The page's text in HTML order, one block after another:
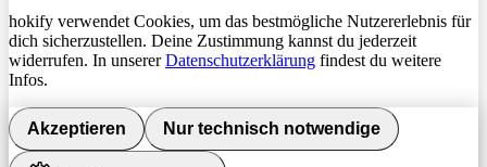
hokify verwendet Cookies, um das bestmögliche Nutzererlebnis für
dich sicherzustellen. Deine Zustimmung kannst du jederzeit
widerrufen. In unsererDatenschutzerklärung findest du weitere
Infos.
Akzeptieren Nur technisch notwendige